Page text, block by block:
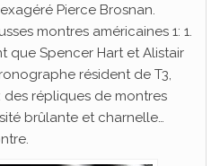
Pierce Brosnan.
montres américaines 1: 1.
que Spencer Hart et Alistair
résident de T3,
répliques de montres
brûlante et charnelle…